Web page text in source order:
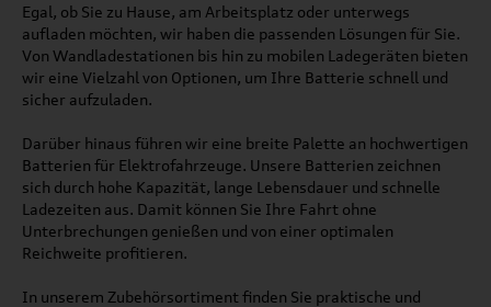
Egal, ob Sie zu Hause, am Arbeitsplatz oder unterwegs
aufladen möchten, wir haben die passenden Lösungen für Sie.
Von Wandladestationen bis hin zu mobilen Ladegeräten bieten
wir eine Vielzahl von Optionen, um Ihre Batterie schnell und
sicher aufzuladen.
Darüber hinaus führen wir eine breite Palette an hochwertigen
Batterien für Elektrofahrzeuge. Unsere Batterien zeichnen
sich durch hohe Kapazität, lange Lebensdauer und schnelle
Ladezeiten aus. Damit können Sie Ihre Fahrt ohne
Unterbrechungen genießen und von einer optimalen
Reichweite profitieren.
In unserem Zubehörsortiment finden Sie praktische und